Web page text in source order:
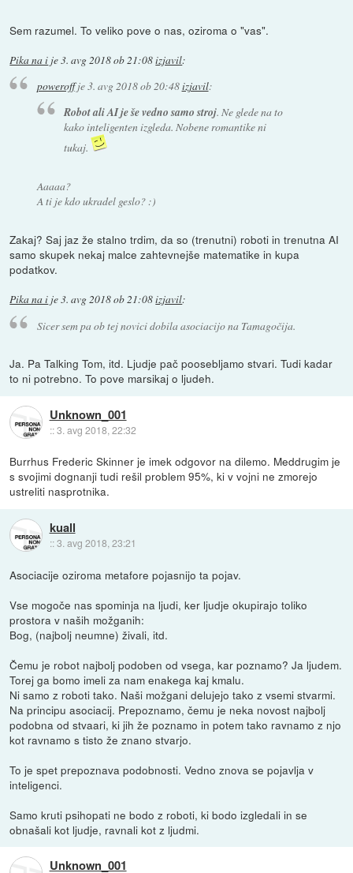
Sem razumel. To veliko pove o nas, oziroma o "vas".
Pika na i je3. avg 2018 ob 21:08izjavil:
poweroffje3. avg 2018 ob 20:48izjavil:
Robot ali AI je še vedno samo stroj. Ne glede na to
kako inteligenten izgleda. Nobene romantike ni
tukaj.
Aaaaa?
A ti je kdo ukradel geslo? :)
Zakaj? Saj jaz že stalno trdim, da so (trenutni) roboti in trenutna AI
samo skupek nekaj malce zahtevnejše matematike in kupa
podatkov.
Pika na i je3. avg 2018 ob 21:08izjavil:
Sicer sem pa ob tej novici dobila asociacijo na Tamagočija.
Ja. Pa Talking Tom, itd. Ljudje pač poosebljamo stvari. Tudi kadar
to ni potrebno. To pove marsikaj o ljudeh.
Unknown_001
::3. avg 2018, 22:32
Burrhus Frederic Skinner je imek odgovor na dilemo. Meddrugim je
s svojimi dognanji tudi rešil problem 95%, ki v vojni ne zmorejo
ustreliti nasprotnika.
kuall
::3. avg 2018, 23:21
Asociacije oziroma metafore pojasnijo ta pojav.
Vse mogoče nas spominja na ljudi, ker ljudje okupirajo toliko
prostora v naših možganih:
Bog, (najbolj neumne) živali, itd.
Čemu je robot najbolj podoben od vsega, kar poznamo? Ja ljudem.
Torej ga bomo imeli za nam enakega kaj kmalu.
Ni samo z roboti tako. Naši možgani delujejo tako z vsemi stvarmi.
Na principu asociacij. Prepoznamo, čemu je neka novost najbolj
podobna od stvaari, ki jih že poznamo in potem tako ravnamo z njo
kot ravnamo s tisto že znano stvarjo.
To je spet prepoznava podobnosti. Vedno znova se pojavlja v
inteligenci.
Samo kruti psihopati ne bodo z roboti, ki bodo izgledali in se
obnašali kot ljudje, ravnali kot z ljudmi.
Unknown_001